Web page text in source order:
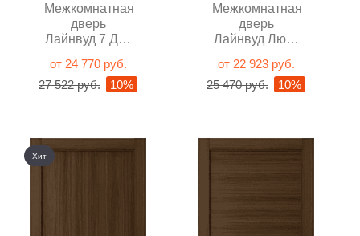
Межкомнатная
дверь
Лайнвуд 7 Дуб
глухая
от 24 770 руб.
27 522 руб.
10%
Межкомнатная
дверь
Лайнвуд Люкс
глухая
от 22 923 руб.
25 470 руб.
10%
Хит